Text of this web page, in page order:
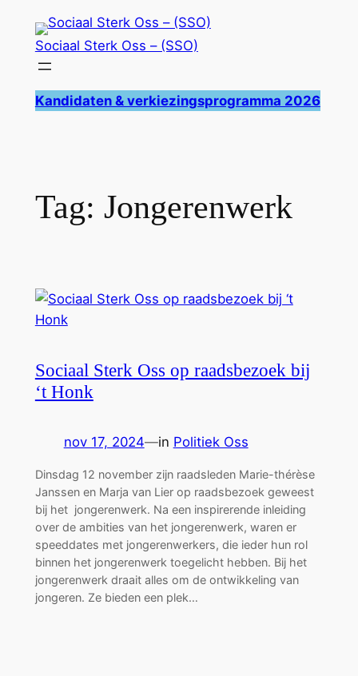
Sociaal Sterk Oss – (SSO)
Kandidaten & verkiezingsprogramma 2026
Tag: Jongerenwerk
Sociaal Sterk Oss op raadsbezoek bij
‘t Honk
nov 17, 2024—in Politiek Oss
Dinsdag 12 november zijn raadsleden Marie-thérèse
Janssen en Marja van Lier op raadsbezoek geweest
bij het jongerenwerk. Na een inspirerende inleiding
over de ambities van het jongerenwerk, waren er
speeddates met jongerenwerkers, die ieder hun rol
binnen het jongerenwerk toegelicht hebben. Bij het
jongerenwerk draait alles om de ontwikkeling van
jongeren. Ze bieden een plek…